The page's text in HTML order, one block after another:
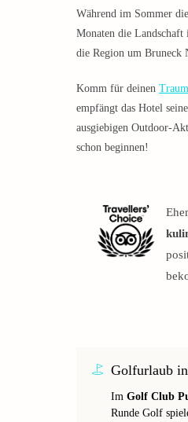
Während im Sommer die
Monaten die Landschaft
die Region um Bruneck
Komm für deinen
empfängt das Hotel
ausgiebigen Outdoor-
schon beginnen!
Golfurlaub
Im Golf Club
Runde Golf